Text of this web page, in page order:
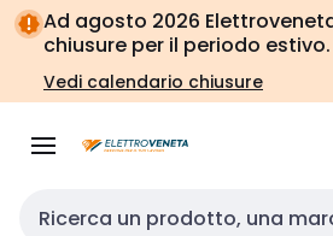
Vai alla
navigazione
Vai
alla
pagina
Ad agosto 2026
chiusure per il periodo estivo.
Vedi calendario chiusure
Cerca input